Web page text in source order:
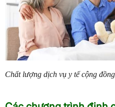
Chất lượng dịch vụ y tế cộng